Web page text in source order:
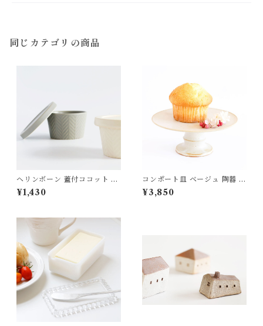
同じカテゴリの商品
ヘリンボーン 蓋付ココット 耐
熱陶器 MEISTER HAND
¥1,430
コンポート皿 ベージュ 陶器 き
ほんの道具 あべ
¥3,850